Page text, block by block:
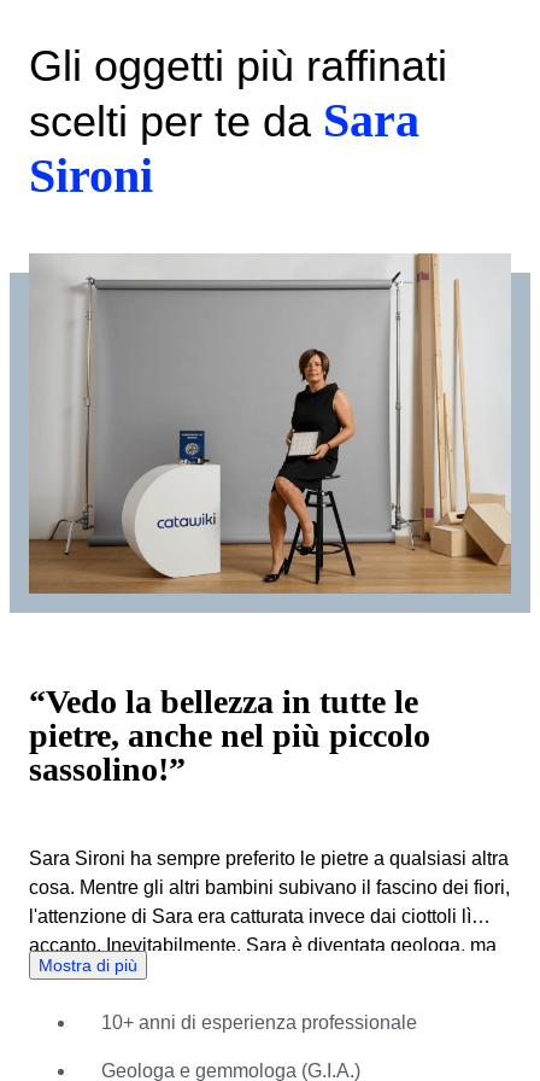
Gli oggetti più raffinati
scelti per te da Sara
Sironi
“Vedo la bellezza in tutte le
pietre, anche nel più piccolo
sassolino!”
Sara Sironi ha sempre preferito le pietre a qualsiasi altra
cosa. Mentre gli altri bambini subivano il fascino dei fiori,
l'attenzione di Sara era catturata invece dai ciottoli lì
accanto. Inevitabilmente, Sara è diventata geologa, ma
ha finito per fare un lavoro che non le piaceva. È così
dopo di che è riuscita a trovare lavoro in una grande
azienda del mercato del lusso. Lì era incaricata di
Mostra di più
10+ anni di esperienza professionale
Geologa e gemmologa (G.I.A.)